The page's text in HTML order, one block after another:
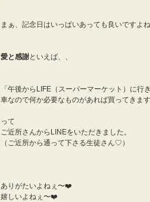
まぁ、記念日はいっぱいあっても良いですよ
愛と感謝といえば、、
「午後からLIFE（スーパーマーケット）に行き
車なので何か必要なものがあれば買ってきます
って
ご近所さんからLINEをいただきました。
（ご近所から通って下さる生徒さん♡）
ありがたいよねぇ〜❤️
嬉しいよねぇ〜❤️